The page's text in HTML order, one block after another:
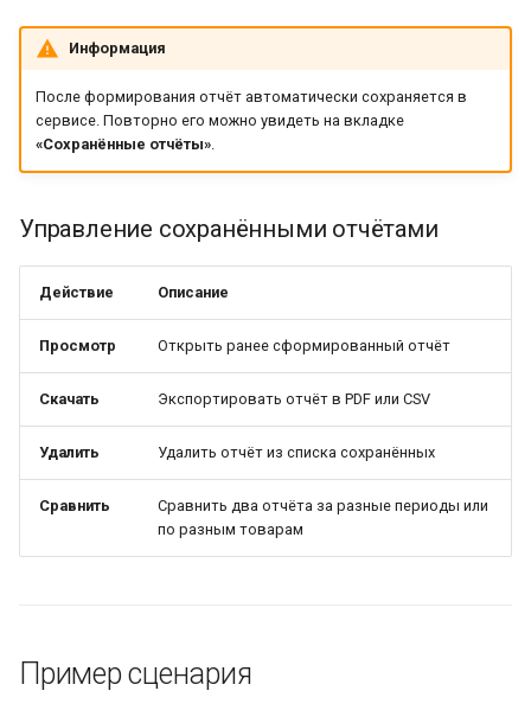
Информация
После формирования отчёт автоматически сохраняется в
сервисе. Повторно его можно увидеть на вкладке
«Сохранённые отчёты».
Управление сохранёнными отчётами
Действие Описание
Просмотр Открыть ранее сформированный отчёт
Скачать Экспортировать отчёт в PDF или CSV
Удалить Удалить отчёт из списка сохранённых
Сравнить
Сравнить два отчёта за разные периоды или
по разным товарам
Пример сценария